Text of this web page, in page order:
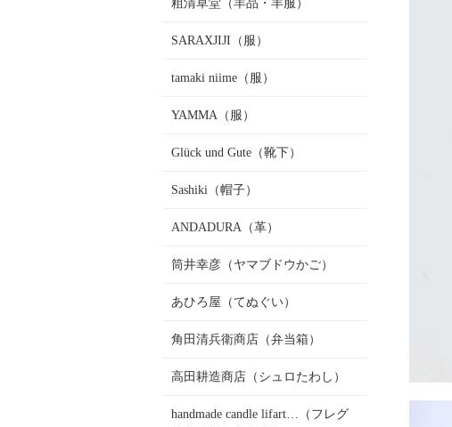
粗清草堂（羊品・羊服）
SARAXJIJI（服）
tamaki niime（服）
YAMMA（服）
Glück und Gute（靴下）
Sashiki（帽子）
ANDADURA（革）
筒井幸彦（ヤマブドウかご）
あひろ屋（てぬぐい）
角田清兵衛商店（弁当箱）
高田耕造商店（シュロたわし）
handmade candle lifart…（フレグ